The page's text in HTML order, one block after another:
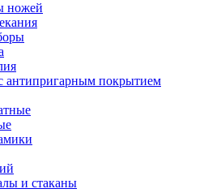
ножей
антипригарным покрытием
и стаканы